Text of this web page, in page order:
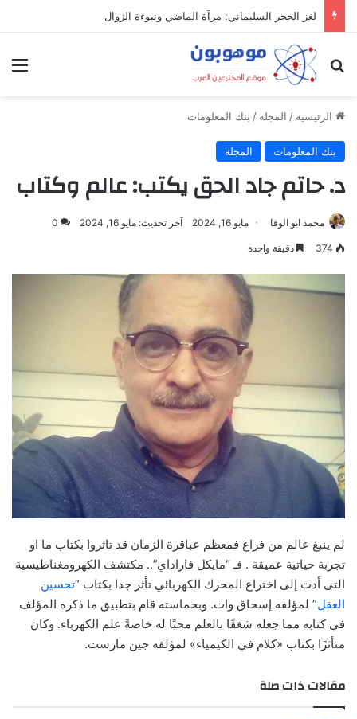
لغز الحجر السليماني: مرآة الماضي ونبوءة الزوال
بحث عن
الرئيسية / المجلة / بنك المعلومات
بنك المعلومات المجلة
د. حاتم جاد الحق يكتب: عالم وكتاب
محمد ابو الوفا مايو 16, 2024 آخر تحديث: مايو 16, 2024 0
374 دقيقة واحدة
لم ينبغ عالم من فراغ فمعظم عباقرة الزمان قد تاثروا بكتاب ما او
تجربة حياتية عميقة . فـ “مايكل فاراداي”.. مكتشف الكهرومغناطيسية
التى أدت إلى اختراع المحرك الكهربائي تأثر جدا بكتاب “تحسين
العقل” لمؤلفه إسحاق وات. وبحماسته قام بتطبيق ما ذكره المؤلف
في كتابه مما جعله شغفًا بالعلم محبًا له خاصةً علم الكهرباء. وكان
متأثرًا بكتاب «كلام في الكيمياء» لمؤلفه جين مارست.
مقالات ذات صلة